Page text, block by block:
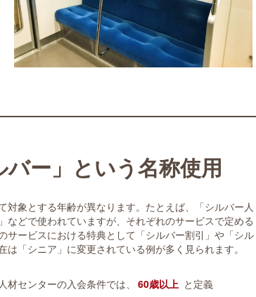
ー」という名称使用
対象とする年齢が異なります。たとえば、「シルバー人
どで使われていますが、それぞれのサービスで定める
ービスにおける特典として「シルバー割引」や「シル
「シニア」に変更されている例が多く見られます。
センターの入会条件では、 60歳以上 と定義